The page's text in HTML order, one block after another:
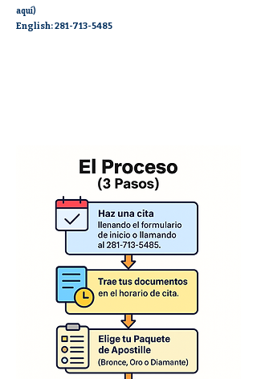
aquí)
English: 281-713-5485